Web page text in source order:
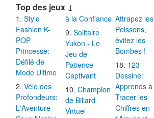
Top des jeux ↓
Style
Fashion K-
POP
Princesse:
Défilé de
Mode Ultime
Vélo des
Profondeurs:
L'Aventure
à la Confiance
Solitaire
Yukon - Le
Jeu de
Patience
Captivant
Champion
de Billard
Virtuel
Attrapez les
Poissons,
évitez les
Bombes !
123
Dessine:
Apprends à
Tracer les
Chiffres en